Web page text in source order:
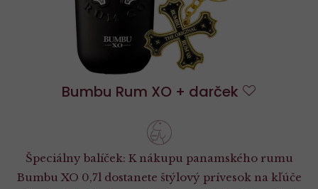
Bumbu Rum XO + darček
Špeciálny balíček: K nákupu panamského rumu
Bumbu XO 0,7l dostanete štýlový prívesok na kľúče